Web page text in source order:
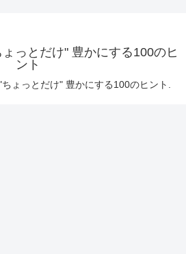
っとだけ" 豊かにする100のヒ
ント
ょっとだけ" 豊かにする100のヒント.